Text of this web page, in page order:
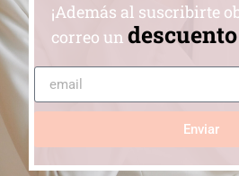
¡Además al suscribirte
correo un descuento
Enviar